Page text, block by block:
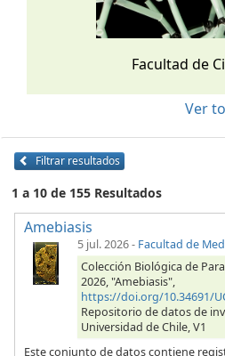
Facultad de
Ver
Filtrar resultados
1 a 10 de 155 Resultados
Amebiasis
5 jul. 2026- Facultad de
Colección Biológica de
2026, "Amebiasis",
https://doi.org/10.34691/
Repositorio de datos de
Universidad de Chile, V1
Este conjunto de datos contiene